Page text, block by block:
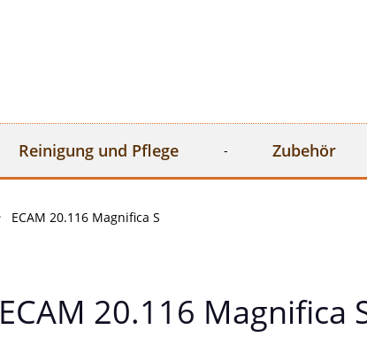
Reinigung und Pflege Zubehör
ECAM 20.116 Magnifica S
ECAM 20.116 Magnifica